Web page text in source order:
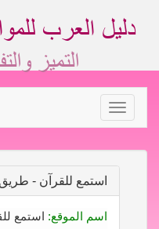
Toggle
navigation
استمع للقرآن - طريق
اسم الموقع: استمع